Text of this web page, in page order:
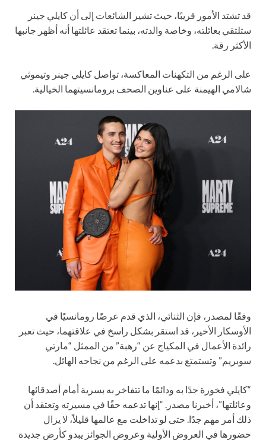
قد تشتد الأمور قريبًا، حيث تشير الشائعات إلى أن كايلي جينر
ستلتقي بعائلته، وخاصة والدته، بينما تعتقد عائلتها أنه أظهر جانبها
الأكثر رقة.
على الرغم من التكهنات المعاكسة، تواصل كايلي جينر وتيموثي
شالامي الهيمنة على عناوين الصحف برومانسيتهما الخيالية.
وفقًا لمصدر، فإن الثنائي، الذي قدم عرضًا رومانسيًا في
الأوسكار الأخير، قد استقر بشكل راسخ في علاقتهما، حيث تعبر
رائدة الأعمال في المكياج عن “رهبة” من الممثل “مارتي
سوبريم” وتستمتع بدعمه على الرغم من نجاحه الهائل.
“كايلي فخورة جدًا به ودائمًا ما تتفاخر به بسرية أمام أصدقائها
وعائلتها”، أخبرنا مصدر. “إنها تدعمه حقًا في مسيرته وتعتقد أن
ذلك أمر مهم جدًا. حتى لو تداخلت مع عالمها قليلاً، لا يزال
حضورها في العروض الأولية وعروض الجوائز يبدو كأرض جديدة